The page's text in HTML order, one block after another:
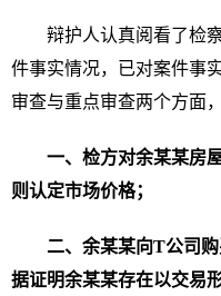
辩护人认真阅看了检
件事实情况，已对案件事
审查与重点审查两个方面
一、检方对余某某房
则认定市场价格；
二、余某某向T公司
据证明余某某存在以交易